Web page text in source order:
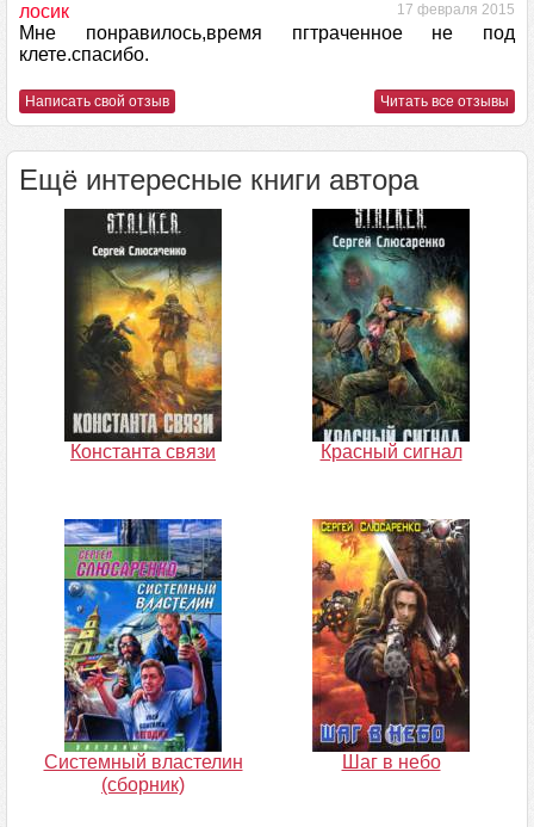
лосик 17 февраля 2015
Мне понравилось,время пгтраченное не под
клете.спасибо.
Написать свой отзыв Читать все отзывы
Ещё интересные книги автора
Константа связи Красный сигнал
Системный властелин
(сборник)
Шаг в небо